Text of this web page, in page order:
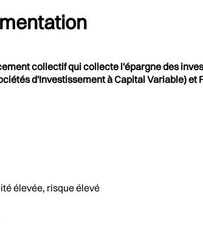
collectif qui collecte l'épargne des
d'Investissement à Capital Variable) et
élevée, risque élevé